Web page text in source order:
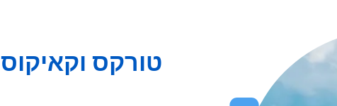
טורקס וקאיקוס 7 ימים 3Gb